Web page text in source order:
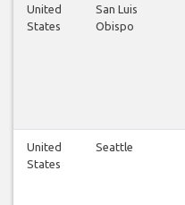
United
States
San Luis
Obispo
United
States
Seattle